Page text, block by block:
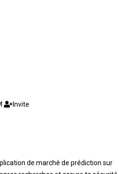
Invite
de marché de prédiction sur